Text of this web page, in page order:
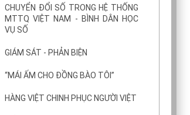
CHUYỂN ĐỔI SỐ TRONG HỆ THỐNG
MTTQ VIỆT NAM - BÌNH DÂN HỌC
VỤ SỐ
GIÁM SÁT - PHẢN BIỆN
“MÁI ẤM CHO ĐỒNG BÀO TÔI”
HÀNG VIỆT CHINH PHỤC NGƯỜI VIỆT